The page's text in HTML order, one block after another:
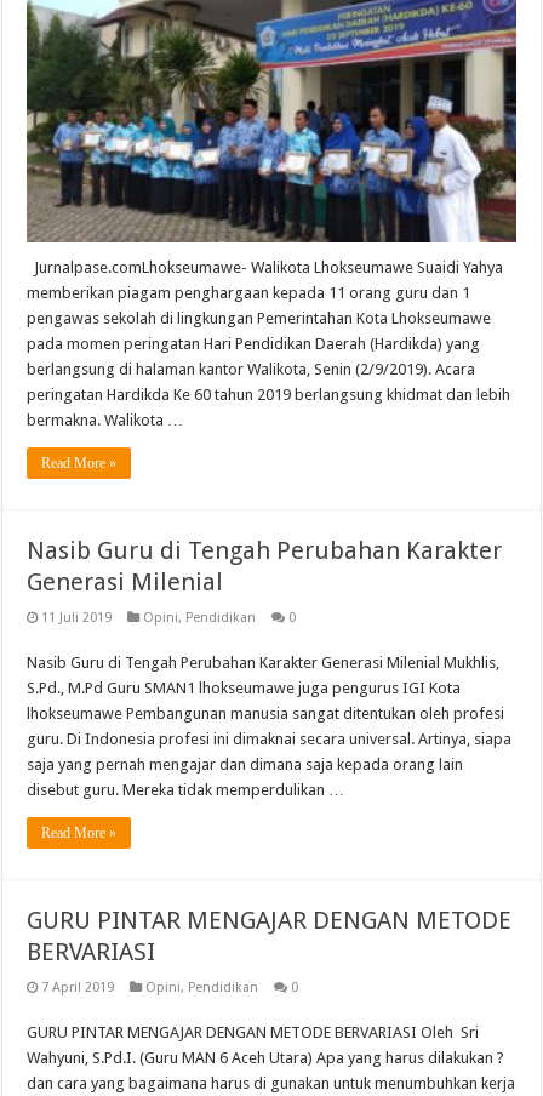
Jurnalpase.comLhokseumawe- Walikota Lhokseumawe Suaidi Yahya
memberikan piagam penghargaan kepada 11 orang guru dan 1
pengawas sekolah di lingkungan Pemerintahan Kota Lhokseumawe
pada momen peringatan Hari Pendidikan Daerah (Hardikda) yang
berlangsung di halaman kantor Walikota, Senin (2/9/2019). Acara
peringatan Hardikda Ke 60 tahun 2019 berlangsung khidmat dan lebih
bermakna. Walikota …
Read More »
Nasib Guru di Tengah Perubahan Karakter
Generasi Milenial
11 Juli 2019 Opini, Pendidikan 0
Nasib Guru di Tengah Perubahan Karakter Generasi Milenial Mukhlis,
S.Pd., M.Pd Guru SMAN1 lhokseumawe juga pengurus IGI Kota
lhokseumawe Pembangunan manusia sangat ditentukan oleh profesi
guru. Di Indonesia profesi ini dimaknai secara universal. Artinya, siapa
saja yang pernah mengajar dan dimana saja kepada orang lain
disebut guru. Mereka tidak memperdulikan …
Read More »
GURU PINTAR MENGAJAR DENGAN METODE
BERVARIASI
7 April 2019 Opini, Pendidikan 0
GURU PINTAR MENGAJAR DENGAN METODE BERVARIASI Oleh Sri
Wahyuni, S.Pd.I. (Guru MAN 6 Aceh Utara) Apa yang harus dilakukan ?
dan cara yang bagaimana harus di gunakan untuk menumbuhkan kerja